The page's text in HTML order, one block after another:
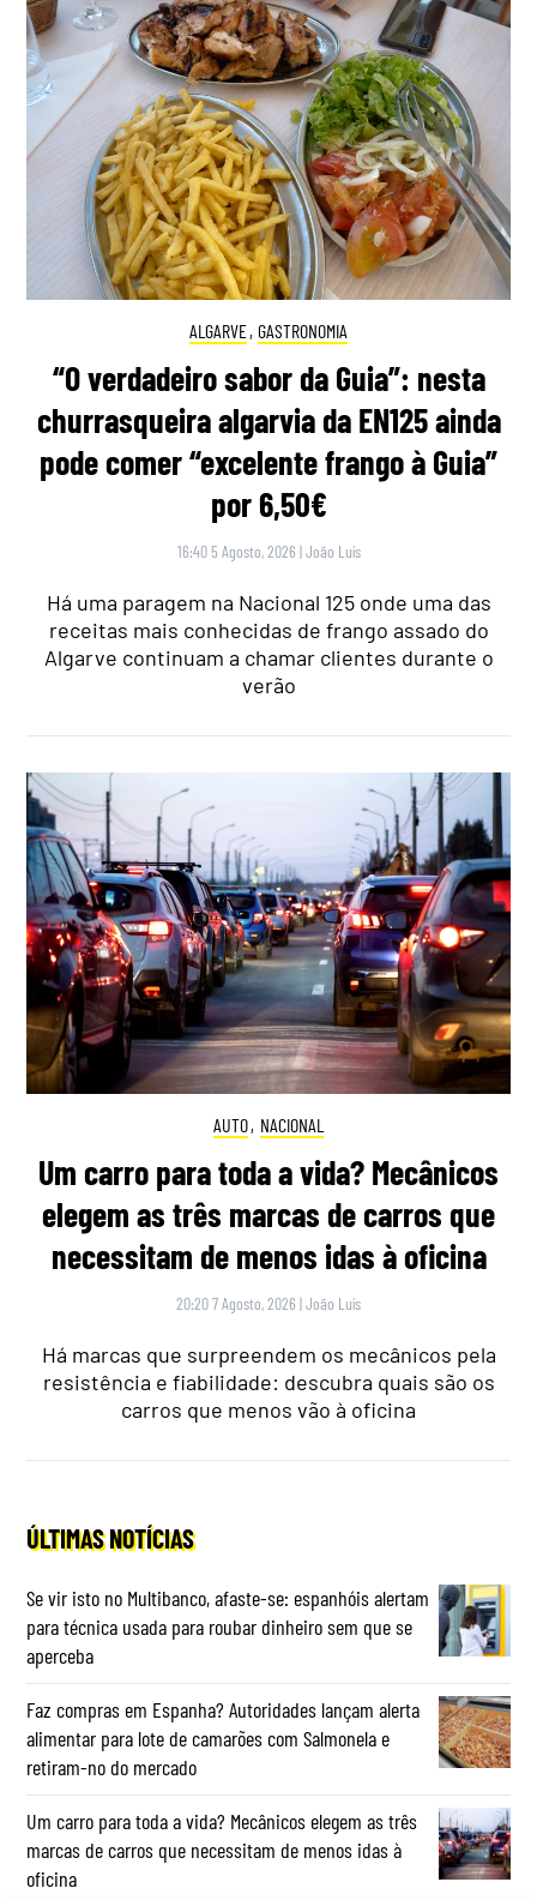
ALGARVE, GASTRONOMIA
“O verdadeiro sabor da Guia”: nesta
churrasqueira algarvia da EN125 ainda
pode comer “excelente frango à Guia”
por 6,50€
16:40 5 Agosto, 2026 |João Luís
Há uma paragem na Nacional 125 onde uma das
receitas mais conhecidas de frango assado do
Algarve continuam a chamar clientes durante o
verão
AUTO, NACIONAL
Um carro para toda a vida? Mecânicos
elegem as três marcas de carros que
necessitam de menos idas à oficina
20:20 7 Agosto, 2026 |João Luís
Há marcas que surpreendem os mecânicos pela
resistência e fiabilidade: descubra quais são os
carros que menos vão à oficina
ÚLTIMAS NOTÍCIAS
Se vir isto no Multibanco, afaste-se: espanhóis alertam
para técnica usada para roubar dinheiro sem que se
aperceba
Faz compras em Espanha? Autoridades lançam alerta
alimentar para lote de camarões com Salmonela e
retiram-no do mercado
Um carro para toda a vida? Mecânicos elegem as três
marcas de carros que necessitam de menos idas à
oficina